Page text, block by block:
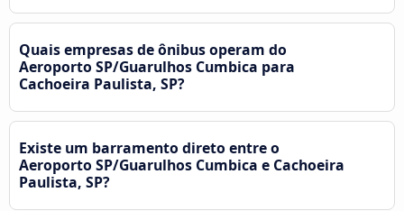
Quais empresas de ônibus operam do
Aeroporto SP/Guarulhos Cumbica para
Cachoeira Paulista, SP?
Existe um barramento direto entre o
Aeroporto SP/Guarulhos Cumbica e Cachoeira
Paulista, SP?